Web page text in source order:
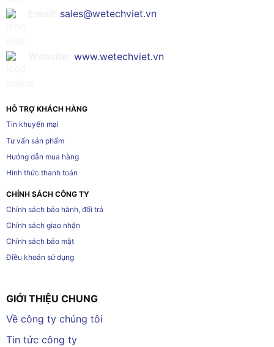
sales@wetechviet.vn
www.wetechviet.vn
HỖ TRỢ KHÁCH HÀNG
Tin khuyến mại
Tư vấn sản phẩm
Hướng dẫn mua hàng
Hình thức thanh toán
CHÍNH SÁCH CÔNG TY
Chính sách bảo hành, đổi trả
Chính sách giao nhận
Chính sách bảo mật
Điều khoản sử dụng
GIỚI THIỆU CHUNG
Về công ty chúng tôi
Tin tức công ty